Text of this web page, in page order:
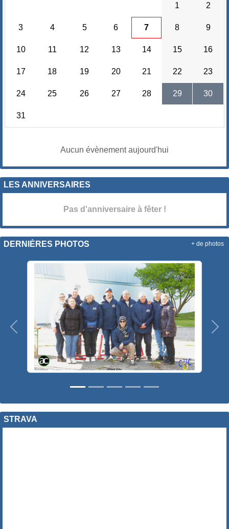
1 2
3 4 5 6 7 8 9
10 11 12 13 14 15 16
17 18 19 20 21 22 23
24 25 26 27 28 29 30
31
Aucun évènement aujourd'hui
LES ANNIVERSAIRES
Pas d'anniversaire à fêter !
DERNIÈRES PHOTOS
Précedent
+ de photos
STRAVA